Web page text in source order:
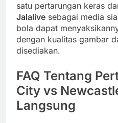
satu pertarungan keras
Jalalive sebagai media
bola dapat
dengan kualitas gambar
disediakan.
FAQ Tentang
City vs
Langsung